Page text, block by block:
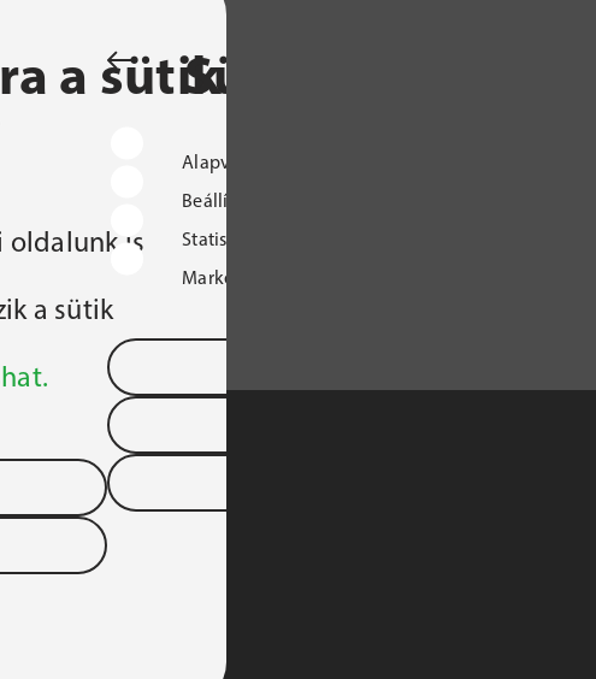
a sütik
oldalunk is
a sütik
Sütibeállítások
Alapvető működést biztosító sütik
Beállításokat tároló sütik
Statisztikai sütik
Marketingcélú sütik